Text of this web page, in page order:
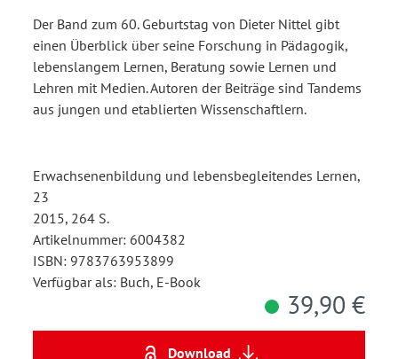
Der Band zum 60. Geburtstag von Dieter Nittel gibt
einen Überblick über seine Forschung in Pädagogik,
lebenslangem Lernen, Beratung sowie Lernen und
Lehren mit Medien. Autoren der Beiträge sind Tandems
aus jungen und etablierten Wissenschaftlern.
Erwachsenenbildung und lebensbegleitendes Lernen,
23
2015, 264 S.
Artikelnummer: 6004382
ISBN: 9783763953899
Verfügbar als: Buch, E-Book
39,90 €
Download